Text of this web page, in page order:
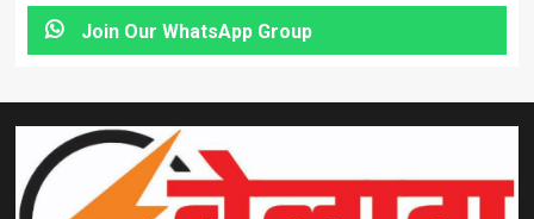
Join Our WhatsApp Group